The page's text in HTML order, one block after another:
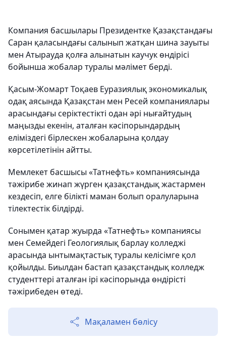
Компания басшылары Президентке Қазақстандағы
Саран қаласындағы салынып жатқан шина зауыты
мен Атырауда қолға алынатын каучук өндірісі
бойынша жобалар туралы мәлімет берді.
Қасым-Жомарт Тоқаев Еуразиялық экономикалық
одақ аясында Қазақстан мен Ресей компаниялары
арасындағы серіктестікті одан әрі нығайтудың
маңызды екенін, аталған кәсіпорындардың
еліміздегі бірлескен жобаларына қолдау
көрсетілетінін айтты.
Мемлекет басшысы «Татнефть» компаниясында
тәжірибе жинап жүрген қазақстандық жастармен
кездесіп, елге білікті маман болып оралуларына
тілектестік білдірді.
Сонымен қатар жуырда «Татнефть» компаниясы
мен Семейдегі Геологиялық барлау колледжі
арасында ынтымақтастық туралы келісімге қол
қойылды. Биылдан бастап қазақстандық колледж
студенттері аталған ірі кәсіпорында өндірісті
тәжірибеден өтеді.
Мақаламен бөлісу